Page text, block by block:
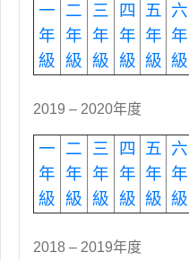
一
年
級
二
年
級
三
年
級
四
年
級
五
年
級
六
年
級
2019 – 2020年度
一
年
級
二
年
級
三
年
級
四
年
級
五
年
級
六
年
級
2018 – 2019年度